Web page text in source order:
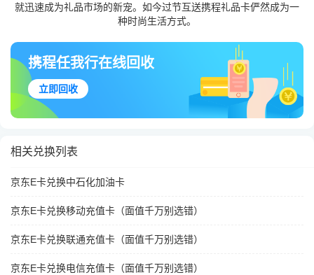
就迅速成为礼品市场的新宠。如今过节互送携程礼品卡俨然成为一
种时尚生活方式。
携程任我行在线回收
立即回收
相关兑换列表
京东E卡兑换中石化加油卡
京东E卡兑换移动充值卡（面值千万别选错）
京东E卡兑换联通充值卡（面值千万别选错）
京东E卡兑换电信充值卡（面值千万别选错）